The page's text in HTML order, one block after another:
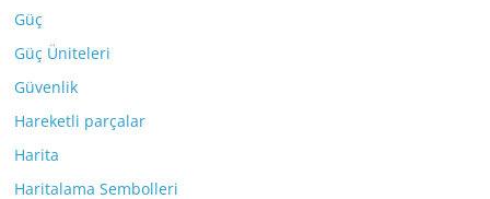
Güç
Güç Üniteleri
Güvenlik
Hareketli parçalar
Harita
Haritalama Sembolleri